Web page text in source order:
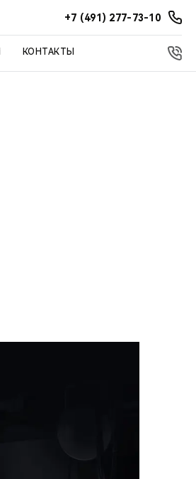
+7 (491) 277-73-10
КОНТАКТЫ